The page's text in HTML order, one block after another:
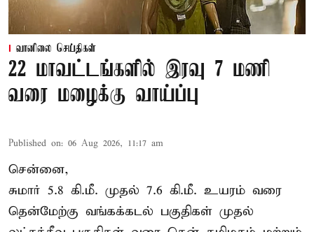
வானிலை செய்திகள்
22 மாவட்டங்களில் இரவு 7 மணி
வரை மழைக்கு வாய்ப்பு
Published on: 06 Aug 2026, 11:17 am
சென்னை,
சுமார் 5.8 கி.மீ. முதல் 7.6 கி.மீ. உயரம் வரை
தென்மேற்கு வங்கக்கடல் பகுதிகள் முதல்